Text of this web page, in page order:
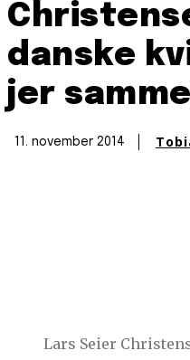
danske
jer
11. november 2014
Lars Seier